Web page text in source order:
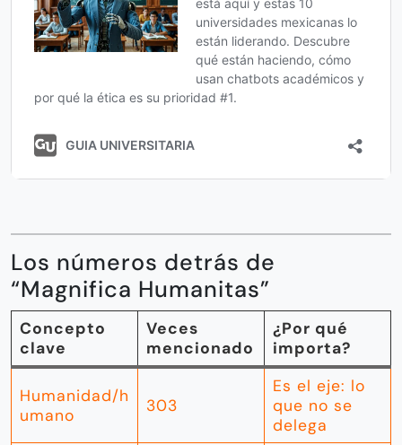
Los números detrás de
“Magnifica Humanitas”
Concepto
clave
Veces
mencionado
¿Por qué
importa?
Humanidad/h
umano
303
Es el eje: lo
que no se
delega